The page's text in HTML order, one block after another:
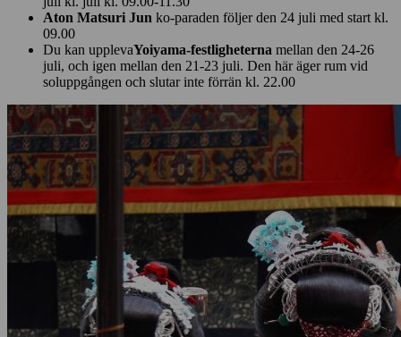
Aton Matsuri Jun ko-paraden följer den 24 juli med start kl.
09.00
Du kan upplevaYoiyama-festligheterna mellan den 24-26
juli, och igen mellan den 21-23 juli. Den här äger rum vid
soluppgången och slutar inte förrän kl. 22.00